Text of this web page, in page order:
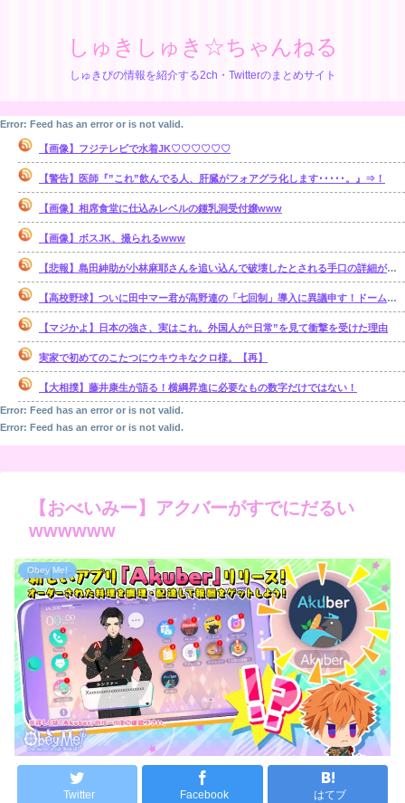
しゅきしゅき☆ちゃんねる
しゅきぴの情報を紹介する2ch・Twitterのまとめサイト
Error: Feed has an error or is not valid.
【画像】フジテレビで水着JK♡♡♡♡♡♡
【警告】医師『”これ”飲んでる人、肝臓がフォアグラ化します･････。』⇒！
【画像】相席食堂に仕込みレベルの鍾乳洞受付嬢www
【画像】ボスJK、撮られるwww
【悲報】島田紳助が小林麻耶さんを追い込んで破壊したとされる手口の詳細が明らかに･･････！！
【高校野球】ついに田中マー君が高野連の「七回制」導入に異議申す！ドーム球場でやれ
【マジかよ】日本の強さ、実はこれ。外国人が“日常”を見て衝撃を受けた理由
実家で初めてのこたつにウキウキなクロ様。【再】
【大相撲】藤井康生が語る！横綱昇進に必要なもの数字だけではない！
Error: Feed has an error or is not valid.
Error: Feed has an error or is not valid.
【おべいみー】アクバーがすでにだるい
wwwwww
Obey Me!
Twitter Facebook はてブ